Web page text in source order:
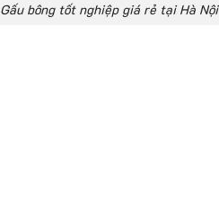
Gấu bông tốt nghiệp giá rẻ tại Hà Nội